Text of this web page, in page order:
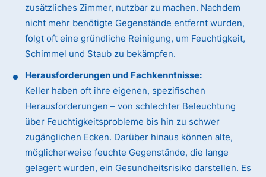
zusätzliches Zimmer, nutzbar zu machen. Nachdem
nicht mehr benötigte Gegenstände entfernt wurden,
folgt oft eine gründliche Reinigung, um Feuchtigkeit,
Schimmel und Staub zu bekämpfen.
Herausforderungen und Fachkenntnisse:
Keller haben oft ihre eigenen, spezifischen
Herausforderungen – von schlechter Beleuchtung
über Feuchtigkeitsprobleme bis hin zu schwer
zugänglichen Ecken. Darüber hinaus können alte,
möglicherweise feuchte Gegenstände, die lange
gelagert wurden, ein Gesundheitsrisiko darstellen. Es